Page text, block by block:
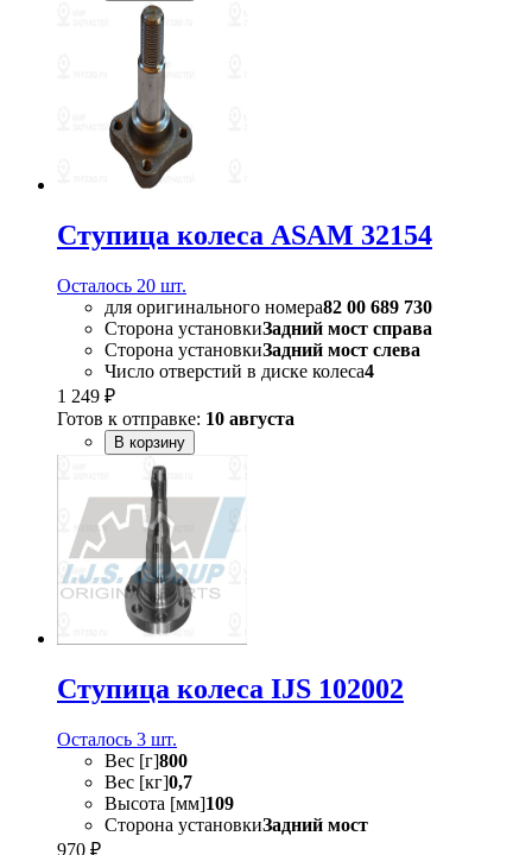
Ступица колеса ASAM 32154
Осталось 20 шт.
для оригинального номера82 00 689 730
Сторона установкиЗадний мост справа
Сторона установкиЗадний мост слева
Число отверстий в диске колеса4
1 249 ₽
Готов к отправке: 10 августа
В корзину
Ступица колеса IJS 102002
Осталось 3 шт.
Вес [г]800
Вес [кг]0,7
Высота [мм]109
Сторона установкиЗадний мост
970 ₽